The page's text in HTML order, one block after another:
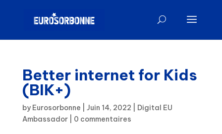
Better internet for Kids
(BIK+)
by Eurosorbonne Juin 14, 2022
Digital EU
Ambassador| 0 commentaires